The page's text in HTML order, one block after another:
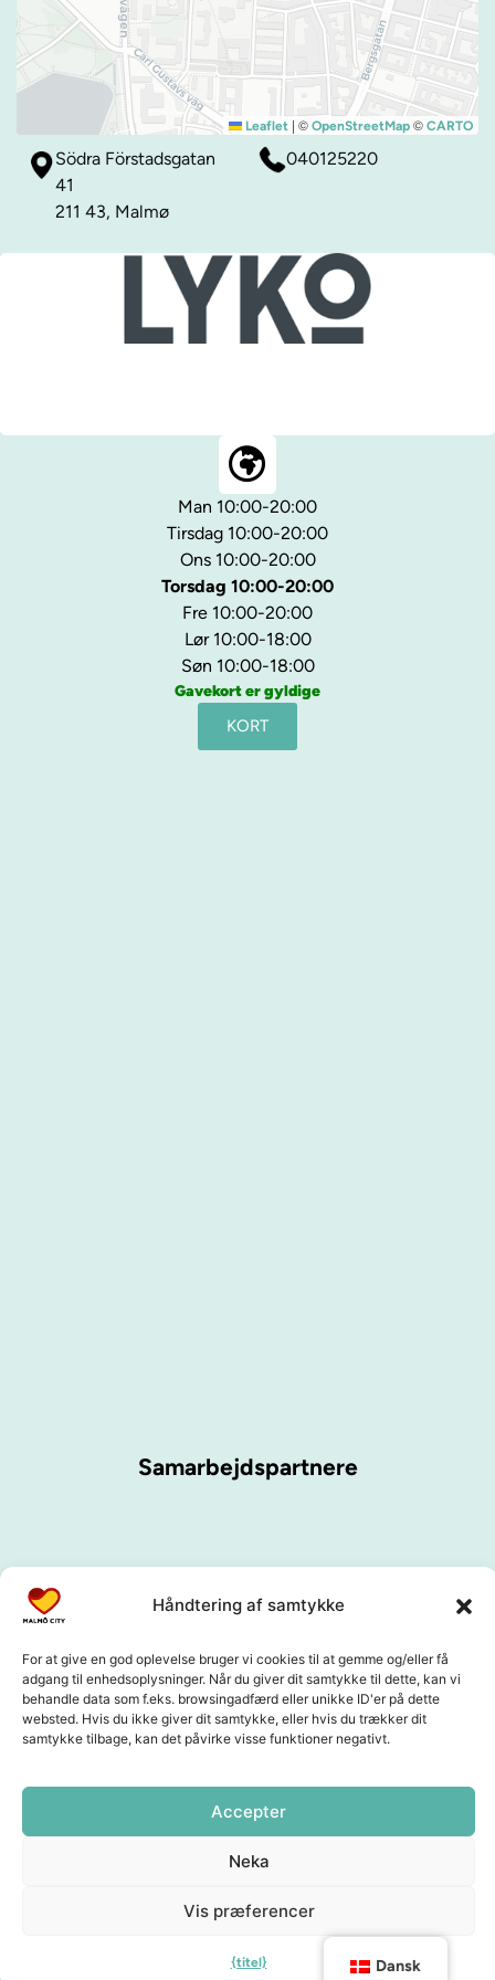
Håndtering af samtykke
For at give en god oplevelse bruger vi cookies til at gemme og/eller få
adgang til enhedsoplysninger. Når du giver dit samtykke til dette, kan vi
behandle data som f.eks. browsingadfærd eller unikke ID'er på dette
websted. Hvis du ikke giver dit samtykke, eller hvis du trækker dit
samtykke tilbage, kan det påvirke visse funktioner negativt.
Accepter
Neka
Vis præferencer
{titel}
Leaflet | © OpenStreetMap © CARTO
Södra Förstadsgatan
41
211 43, Malmø
040125220
Man 10:00-20:00
Tirsdag 10:00-20:00
Ons 10:00-20:00
Torsdag 10:00-20:00
Fre 10:00-20:00
Lør 10:00-18:00
Søn 10:00-18:00
Gavekort er gyldige
KORT
Samarbejdspartnere
Dansk